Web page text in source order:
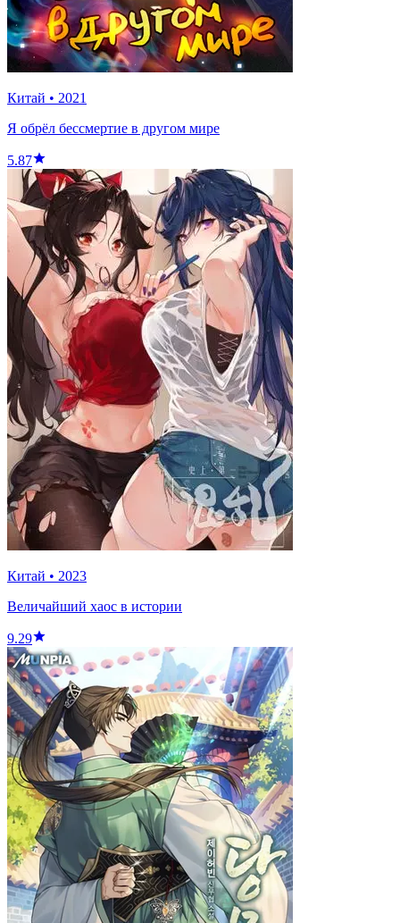
Китай • 2021
Я обрёл бессмертие в другом мире
5.87
Китай • 2023
Величайший хаос в истории
9.29